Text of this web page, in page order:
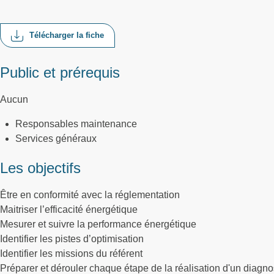
Télécharger la fiche
Public et prérequis
Aucun
Responsables maintenance
Services généraux
Les objectifs
Être en conformité avec la réglementation
Maitriser l’efficacité énergétique
Mesurer et suivre la performance énergétique
Identifier les pistes d’optimisation
Identifier les missions du référent
Préparer et dérouler chaque étape de la réalisation d'un